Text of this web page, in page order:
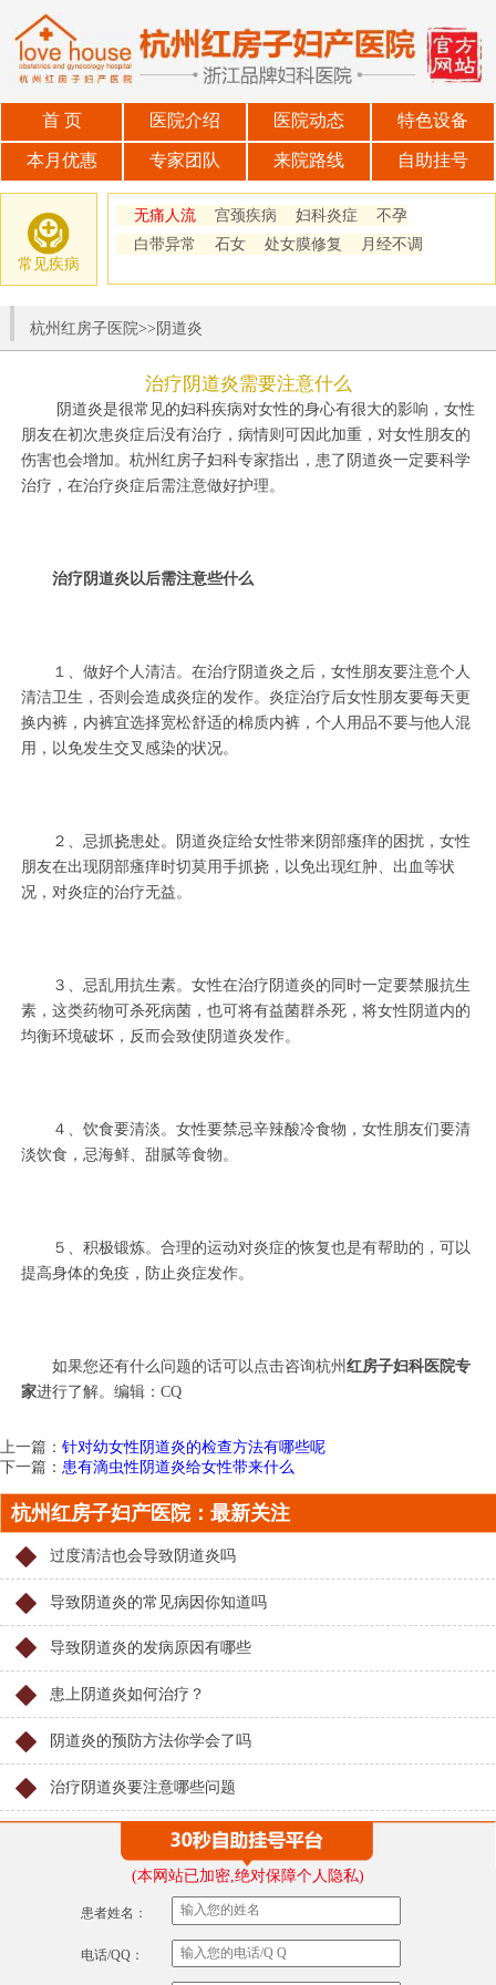
首 页 医院介绍 医院动态 特色设备
本月优惠 专家团队 来院路线 自助挂号
常见疾病
无痛人流 宫颈疾病 妇科炎症
不孕
白带异常
石女 处女膜修复 月经不调
杭州红房子医院>>阴道炎
治疗阴道炎需要注意什么
阴道炎是很常见的妇科疾病对女性的身心有很大的影响，女性
朋友在初次患炎症后没有治疗，病情则可因此加重，对女性朋友的
伤害也会增加。杭州红房子妇科专家指出，患了阴道炎一定要科学
治疗，在治疗炎症后需注意做好护理。
治疗阴道炎以后需注意些什么
１、做好个人清洁。在治疗阴道炎之后，女性朋友要注意个人
清洁卫生，否则会造成炎症的发作。炎症治疗后女性朋友要每天更
换内裤，内裤宜选择宽松舒适的棉质内裤，个人用品不要与他人混
用，以免发生交叉感染的状况。
２、忌抓挠患处。阴道炎症给女性带来阴部瘙痒的困扰，女性
朋友在出现阴部瘙痒时切莫用手抓挠，以免出现红肿、出血等状
况，对炎症的治疗无益。
３、忌乱用抗生素。女性在治疗阴道炎的同时一定要禁服抗生
素，这类药物可杀死病菌，也可将有益菌群杀死，将女性阴道内的
均衡环境破坏，反而会致使阴道炎发作。
４、饮食要清淡。女性要禁忌辛辣酸冷食物，女性朋友们要清
淡饮食，忌海鲜、甜腻等食物。
５、积极锻炼。合理的运动对炎症的恢复也是有帮助的，可以
提高身体的免疫，防止炎症发作。
如果您还有什么问题的话可以点击咨询杭州 红房子妇科医院专
家进行了解。编辑：CQ
上一篇： 针对幼女性阴道炎的检查方法有哪些呢
下一篇： 患有滴虫性阴道炎给女性带来什么
杭州红房子妇产医院：最新关注
过度清洁也会导致阴道炎吗
导致阴道炎的常见病因你知道吗
导致阴道炎的发病原因有哪些
患上阴道炎如何治疗？
阴道炎的预防方法你学会了吗
治疗阴道炎要注意哪些问题
(本网站已加密,绝对保障个人隐私)
患者姓名：
电话/QQ：